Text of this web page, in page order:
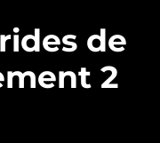
de
2
estimée 8/10/26
estimée 8/11/26